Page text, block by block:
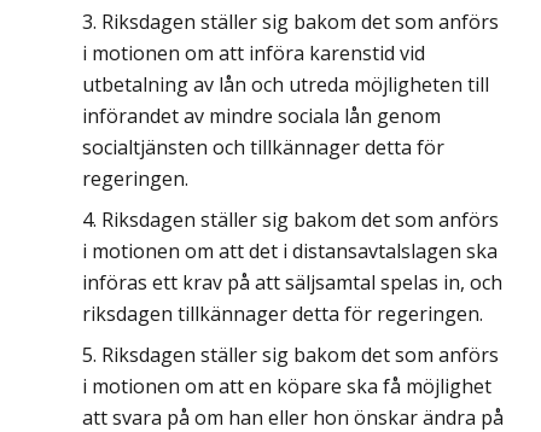
Riksdagen ställer sig bakom det som anförs
i motionen om att införa karenstid vid
utbetalning av lån och utreda möjligheten till
införandet av mindre sociala lån genom
socialtjänsten och tillkännager detta för
regeringen.
Riksdagen ställer sig bakom det som anförs
i motionen om att det i distansavtalslagen ska
införas ett krav på att säljsamtal spelas in, och
riksdagen tillkännager detta för regeringen.
Riksdagen ställer sig bakom det som anförs
i motionen om att en köpare ska få möjlighet
att svara på om han eller hon önskar ändra på